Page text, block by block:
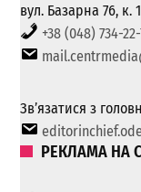
вул. Базарна 76, к. 1
+38 (048) 734-22-
Зв’язатися з
РЕКЛАМА НА